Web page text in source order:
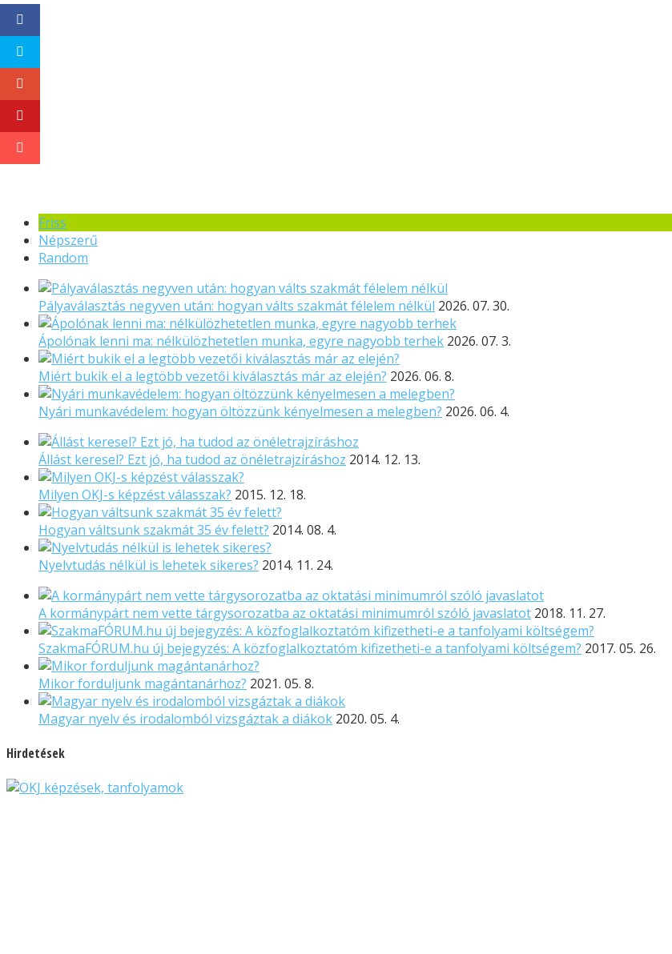
Friss
Népszerű
Random
Pályaválasztás negyven után: hogyan válts szakmát félelem nélkül 2026. 07. 30.
Ápolónak lenni ma: nélkülözhetetlen munka, egyre nagyobb terhek 2026. 07. 3.
Miért bukik el a legtöbb vezetői kiválasztás már az elején? 2026. 06. 8.
Nyári munkavédelem: hogyan öltözzünk kényelmesen a melegben? 2026. 06. 4.
Állást keresel? Ezt jó, ha tudod az önéletrajzíráshoz 2014. 12. 13.
Milyen OKJ-s képzést válasszak? 2015. 12. 18.
Hogyan váltsunk szakmát 35 év felett? 2014. 08. 4.
Nyelvtudás nélkül is lehetek sikeres? 2014. 11. 24.
A kormánypárt nem vette tárgysorozatba az oktatási minimumról szóló javaslatot 2018. 11. 27.
SzakmaFÓRUM.hu új bejegyzés: A közfoglalkoztatóm kifizetheti-e a tanfolyami költségem? 2017. 05. 26.
Mikor forduljunk magántanárhoz? 2021. 05. 8.
Magyar nyelv és irodalomból vizsgáztak a diákok 2020. 05. 4.
Hirdetések